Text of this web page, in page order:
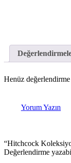
Henüz değerlendirme
Yorum Yazın
“Hitchcock
Değerlendirme